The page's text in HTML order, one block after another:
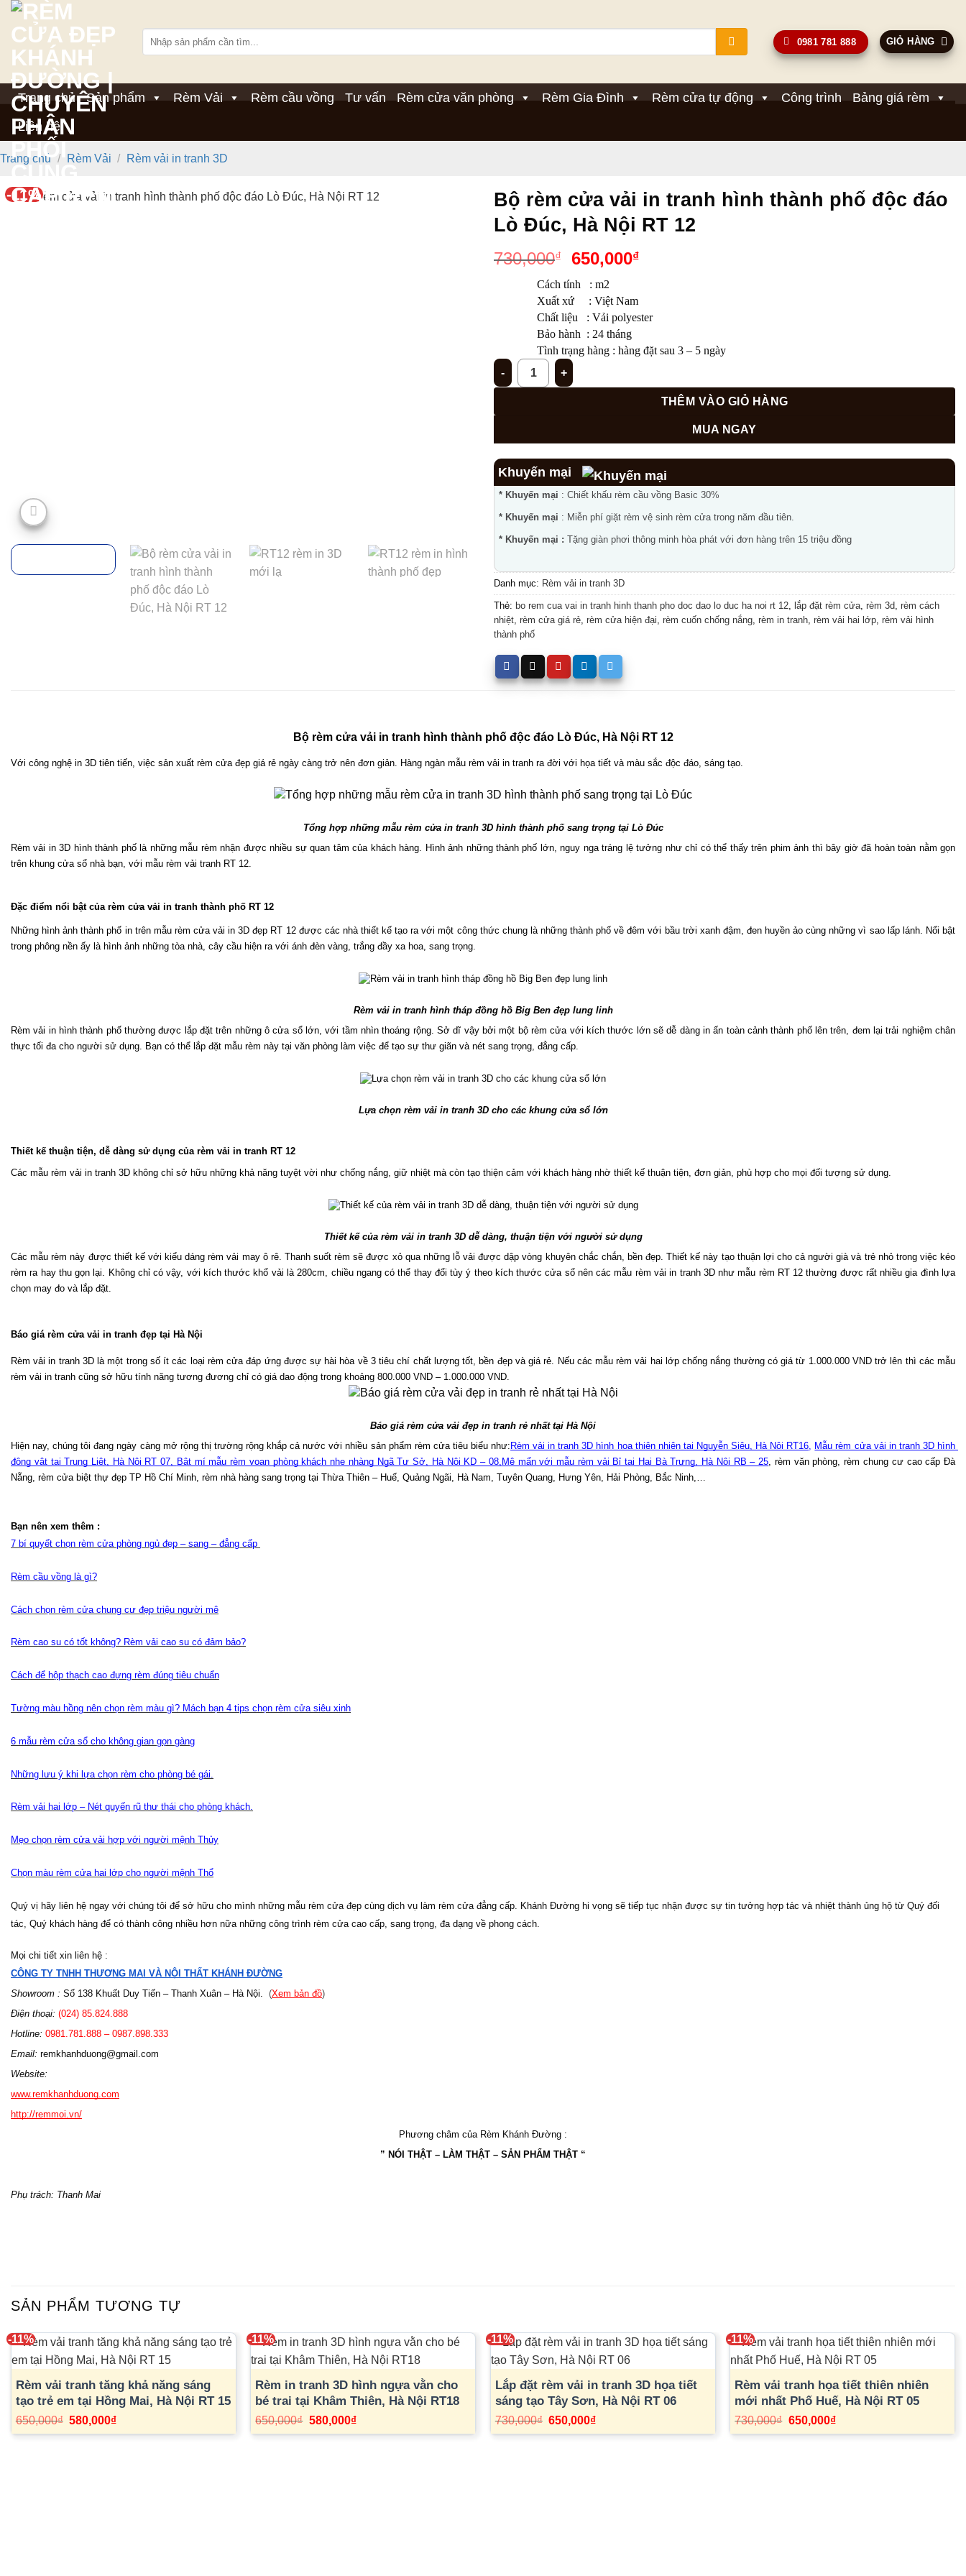
Bỏ
qua
nội
dung
kiếm:
0981 781 888 GIỎ HÀNG
Trang chủ Sản phẩm Rèm Vải Rèm cầu vồng Tư vấn Rèm cửa văn phòng Rèm Gia Đình Rèm cửa tự động Công trình
Bảng giá rèm
Liên hệ
Trang chủ / Rèm Vải / Rèm vải in tranh 3D
-11%
Bộ rèm cửa vải in tranh hình thành phố độc đáo
Lò Đúc, Hà Nội RT 12
730,000₫
Giá
là:
730,000₫.
650,000₫Giá
là:
650,000₫.
Cách tính : m2
Xuất xứ : Việt Nam
Chất liệu : Vải polyester
Bảo hành : 24 tháng
Tình trạng hàng : hàng đặt sau 3 – 5 ngày
Bộ rèm cửa vải in tranh hình thành phố độc đáo Lò Đúc, Hà Nội RT 12 số lượng
THÊM VÀO GIỎ HÀNG
MUA NGAY
Khuyến mại
* Khuyến mại : Chiết khấu rèm cầu vồng Basic 30%
* Khuyến mại : Miễn phí giặt rèm vệ sinh rèm cửa trong năm đầu tiên.
* Khuyến mại : Tặng giàn phơi thông minh hòa phát với đơn hàng trên 15 triệu đồng
Danh mục: Rèm vải in tranh 3D
Thẻ: bo rem cua vai in tranh hinh thanh pho doc dao lo duc ha noi rt 12 lắp đặt rèm cửa rèm 3d rèm cách
nhiệt rèm cửa giá rẻ rèm cửa hiện đại rèm cuốn chống nắng rèm in tranh rèm vải hai lớp rèm vải hình
thành phố
Bộ rèm cửa vải in tranh hình thành phố độc đáo Lò Đúc, Hà Nội RT 12
Với công nghệ in 3D tiên tiến, việc sản xuất rèm cửa đẹp giá rẻ ngày càng trở nên đơn giản. Hàng ngàn mẫu rèm vải in tranh ra đời với họa tiết và màu sắc độc đáo, sáng tạo.
Tổng hợp những mẫu rèm cửa in tranh 3D hình thành phố sang trọng tại Lò Đúc
Rèm vải in 3D hình thành phố là những mẫu rèm nhận được nhiều sự quan tâm của khách hàng. Hình ảnh những thành phố lớn, nguy nga tráng lệ tưởng như chỉ có thể thấy trên phim ảnh thì bây giờ đã hoàn toàn nằm gọn
trên khung cửa sổ nhà bạn, với mẫu rèm vải tranh RT 12.
Đặc điểm nổi bật của rèm cửa vải in tranh thành phố RT 12
Những hình ảnh thành phố in trên mẫu rèm cửa vải in 3D đẹp RT 12 được các nhà thiết kế tạo ra với một công thức chung là những thành phố về đêm với bầu trời xanh đậm, đen huyền ảo cùng những vì sao lấp lánh. Nổi bật
trong phông nền ấy là hình ảnh những tòa nhà, cây cầu hiện ra với ánh đèn vàng, trắng đầy xa hoa, sang trọng.
Rèm vải in tranh hình tháp đồng hồ Big Ben đẹp lung linh
Rèm vải in hình thành phố thường được lắp đặt trên những ô cửa sổ lớn, với tầm nhìn thoáng rộng. Sở dĩ vậy bởi một bộ rèm cửa với kích thước lớn sẽ dễ dàng in ấn toàn cảnh thành phố lên trên, đem lại trải nghiệm chân
thực tối đa cho người sử dụng. Bạn có thể lắp đặt mẫu rèm này tại văn phòng làm việc để tạo sự thư giãn và nét sang trọng, đẳng cấp.
Lựa chọn rèm vải in tranh 3D cho các khung cửa sổ lớn
Thiết kế thuận tiện, dễ dàng sử dụng của rèm vải in tranh RT 12
Các mẫu rèm vải in tranh 3D không chỉ sở hữu những khả năng tuyệt vời như chống nắng, giữ nhiệt mà còn tạo thiện cảm với khách hàng nhờ thiết kế thuận tiện, đơn giản, phù hợp cho mọi đối tượng sử dụng.
Thiết kế của rèm vải in tranh 3D dễ dàng, thuận tiện với người sử dụng
Các mẫu rèm này được thiết kế với kiểu dáng rèm vải may ô rê. Thanh suốt rèm sẽ được xỏ qua những lỗ vải được dập vòng khuyên chắc chắn, bền đẹp. Thiết kế này tạo thuận lợi cho cả người già và trẻ nhỏ trong việc kéo
rèm ra hay thu gọn lại. Không chỉ có vậy, với kích thước khổ vải là 280cm, chiều ngang có thể thay đổi tùy ý theo kích thước cửa sổ nên các mẫu rèm vải in tranh 3D như mẫu rèm RT 12 thường được rất nhiều gia đình lựa
chọn may đo và lắp đặt.
Báo giá rèm cửa vải in tranh đẹp tại Hà Nội
Rèm vải in tranh 3D là một trong số ít các loại rèm cửa đáp ứng được sự hài hòa về 3 tiêu chí chất lượng tốt, bền đẹp và giá rẻ. Nếu các mẫu rèm vải hai lớp chống nắng thường có giá từ 1.000.000 VND trở lên thì các mẫu
rèm vải in tranh cũng sở hữu tính năng tương đương chỉ có giá dao động trong khoảng 800.000 VND – 1.000.000 VND.
Báo giá rèm cửa vải đẹp in tranh rẻ nhất tại Hà Nội
Hiện nay, chúng tôi đang ngày càng mở rộng thị trường rộng khắp cả nước với nhiều sản phẩm rèm cửa tiêu biểu như: Rèm vải in tranh 3D hình họa thiên nhiên tại Nguyễn Siêu, Hà Nội RT16, Mẫu rèm cửa vải in tranh 3D hình
động vật tại Trung Liệt, Hà Nội RT 07, Bật mí mẫu rèm voan phòng khách nhẹ nhàng Ngã Tư Sở, Hà Nội KD – 08, Mê mẩn với mẫu rèm vải Bỉ tại Hai Bà Trưng, Hà Nội RB – 25, rèm văn phòng, rèm chung cư cao cấp Đà
Nẵng, rèm cửa biệt thự đẹp TP Hồ Chí Minh, rèm nhà hàng sang trọng tại Thừa Thiên – Huế, Quảng Ngãi, Hà Nam, Tuyên Quang, Hưng Yên, Hải Phòng, Bắc Ninh,…
Bạn nên xem thêm :
7 bí quyết chọn rèm cửa phòng ngủ đẹp – sang – đẳng cấp
Rèm cầu vồng là gì?
Cách chọn rèm cửa chung cư đẹp triệu người mê
Rèm cao su có tốt không? Rèm vải cao su có đảm bảo?
Cách để hộp thạch cao đựng rèm đúng tiêu chuẩn
Tường màu hồng nên chọn rèm màu gì? Mách bạn 4 tips chọn rèm cửa siêu xinh
6 mẫu rèm cửa sổ cho không gian gọn gàng
Những lưu ý khi lựa chọn rèm cho phòng bé gái.
Rèm vải hai lớp – Nét quyến rũ thư thái cho phòng khách.
Mẹo chọn rèm cửa vải hợp với người mệnh Thủy
Chọn màu rèm cửa hai lớp cho người mệnh Thổ
Quý vị hãy liên hệ ngay với chúng tôi để sở hữu cho mình những mẫu rèm cửa đẹp cùng dịch vụ làm rèm cửa đẳng cấp. Khánh Đường hi vọng sẽ tiếp tục nhận được sự tin tưởng hợp tác và nhiệt thành ủng hộ từ Quý đối
tác, Quý khách hàng để có thành công nhiều hơn nữa những công trình rèm cửa cao cấp, sang trọng, đa dạng về phong cách.
Mọi chi tiết xin liên hệ :
CÔNG TY TNHH THƯƠNG MẠI VÀ NỘI THẤT KHÁNH ĐƯỜNG
Showroom : Số 138 Khuất Duy Tiến – Thanh Xuân – Hà Nội. (Xem bản đồ)
Điện thoại: (024) 85.824.888
Hotline: 0981.781.888 – 0987.898.333
Email: remkhanhduong@gmail.com
Website:
www.remkhanhduong.com
http://remmoi.vn/
Phương châm của Rèm Khánh Đường :
” NÓI THẬT – LÀM THẬT – SẢN PHẨM THẬT “
Phụ trách: Thanh Mai
SẢN PHẨM TƯƠNG TỰ
-11%
Rèm vải tranh tăng khả năng sáng
tạo trẻ em tại Hồng Mai, Hà Nội RT 15
650,000₫ Giá
580,000₫Giá
-11%
Rèm in tranh 3D hình ngựa vằn cho
bé trai tại Khâm Thiên, Hà Nội RT18
650,000₫ Giá
580,000₫Giá
-11%
Lắp đặt rèm vải in tranh 3D họa tiết
sáng tạo Tây Sơn, Hà Nội RT 06
730,000₫ Giá
650,000₫Giá
-11%
Rèm vải tranh họa tiết thiên nhiên
mới nhất Phố Huế, Hà Nội RT 05
730,000₫ Giá
650,000₫Giá